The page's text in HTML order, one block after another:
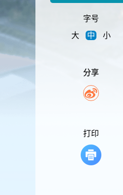
字号
大
中 小
分享
打印